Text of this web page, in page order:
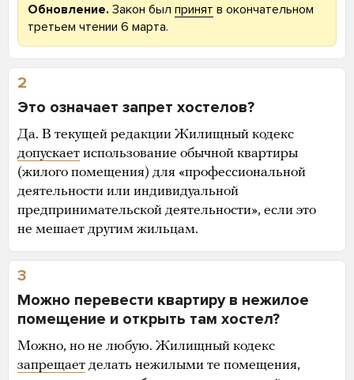
Обновление. Закон был принят в окончательном
третьем чтении 6 марта.
2
Это означает запрет хостелов?
Да. В текущей редакции Жилищный кодекс
допускает использование обычной квартиры
(жилого помещения) для «профессиональной
деятельности или индивидуальной
предпринимательской деятельности», если это
не мешает другим жильцам.
3
Можно перевести квартиру в нежилое
помещение и открыть там хостел?
Можно, но не любую. Жилищный кодекс
запрещает делать нежилыми те помещения,